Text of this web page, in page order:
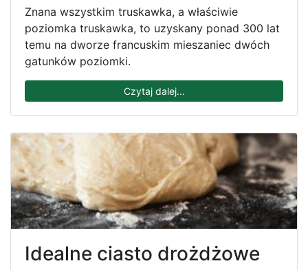
Znana wszystkim truskawka, a właściwie
poziomka truskawka, to uzyskany ponad 300 lat
temu na dworze francuskim mieszaniec dwóch
gatunków poziomki.
Czytaj dalej...
Idealne ciasto drożdżowe